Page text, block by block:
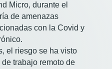
Micro, durante el
de amenazas
con la Covid y
el riesgo se ha visto
trabajo remoto de